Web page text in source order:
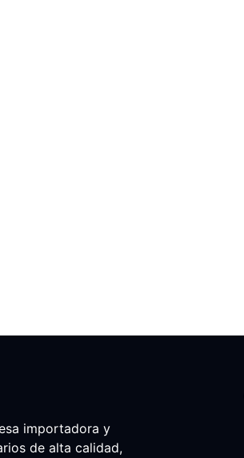
importadora y
de alta calidad,